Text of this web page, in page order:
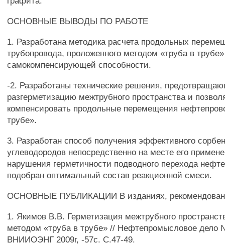
ОСНОВНЫЕ ВЫВОДЫ ПО РАБОТЕ
1. Разработана методика расчета продольных
трубопровода, проложенного методом «труба в
самокомпенсирующей способности.
-2. Разработаны технические решения,
разгерметизацию межтрубного пространства и
компенсировать продольные перемещения
трубе».
3. Разработан способ получения эффективного
углеводородов непосредственно на месте его
нарушения герметичности подводного перехода
подобран оптимальный состав реакционной смеси.
ОСНОВНЫЕ ПУБЛИКАЦИИ В изданиях,
1. Якимов В.В. Герметизация межтрубного
методом «труба в трубе» // Нефтепромысловое
ВНИИОЭНГ 2009г, -57с. С.47-49.